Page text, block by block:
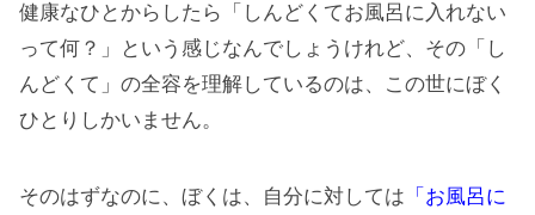
健康なひとからしたら「しんどくてお風呂に入れない
って何？」という感じなんでしょうけれど、その「し
んどくて」の全容を理解しているのは、この世にぼく
ひとりしかいません。
そのはずなのに、ぼくは、自分に対しては 「お風呂に